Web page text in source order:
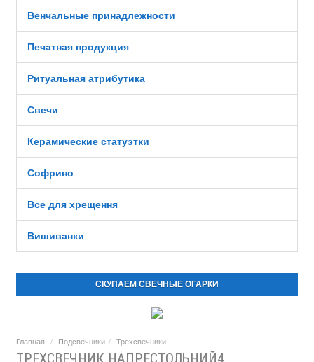
Венчальные принадлежности
Печатная продукция
Ритуальная атрибутика
Свечи
Керамические статуэтки
Софрино
Все для хрещення
Вишиванки
СКУПАЕМ СВЕЧНЫЕ ОГАРКИ
Главная Подсвечники Трехсвечники
ТРЕХСВЕЧНИК НАПРЕСТОЛЬНИЙ4